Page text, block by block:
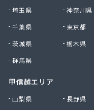
高橋商店
佐藤燃料店
佐野商店
坂本燃料店
三ツ輪液化瓦斯株
埼玉県
神奈川県
千葉県
東京都
茨城県
栃木県
群馬県
甲信越エリア
山梨県
長野県